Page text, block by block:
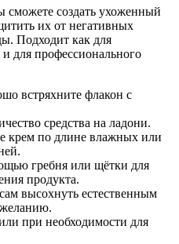
создать ухоженный
их от негативных
Подходит как для
для профессионального
встряхните флакон с
средства на ладони.
крем по длине влажных или
гребня или щётки для
продукта.
высохнуть естественным
при необходимости для